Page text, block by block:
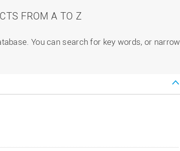
FROM A TO Z
You can search for key words, or narrow